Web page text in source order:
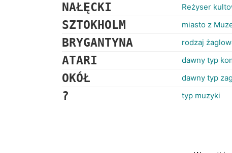
NAŁĘCKI Reżyser
SZTOKHOLM miasto z
BRYGANTYNA rodzaj
ATARI dawny typ
OKÓŁ dawny typ
? typ muzyki